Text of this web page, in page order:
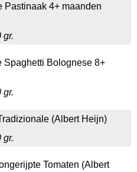
Pastinaak 4+ maanden
gr.
Spaghetti Bolognese 8+
gr.
(Albert Heijn)
gr.
Tomaten (Albert